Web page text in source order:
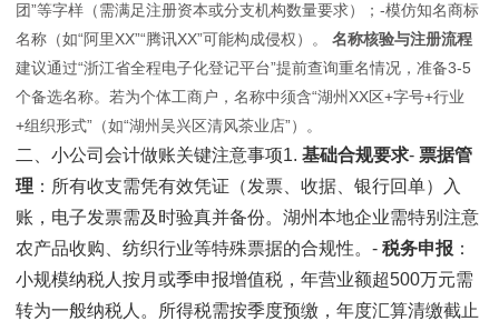
团”等字样（需满足注册资本或分支机构数量要求）；-模仿知名商标
名称（如“阿里XX”“腾讯XX”可能构成侵权）。 名称核验与注册流程
建议通过“浙江省全程电子化登记平台”提前查询重名情况，准备3-5
个备选名称。若为个体工商户，名称中须含“湖州XX区+字号+行业
+组织形式”（如“湖州吴兴区清风茶业店”）。
二、小公司会计做账关键注意事项1. 基础合规要求- 票据管
理 ：所有收支需凭有效凭证（发票、收据、银行回单）入
账，电子发票需及时验真并备份。湖州本地企业需特别注意
农产品收购、纺织行业等特殊票据的合规性。- 税务申报 ：
小规模纳税人按月或季申报增值税，年营业额超500万元需
转为一般纳税人。所得税需按季度预缴，年度汇算清缴截止